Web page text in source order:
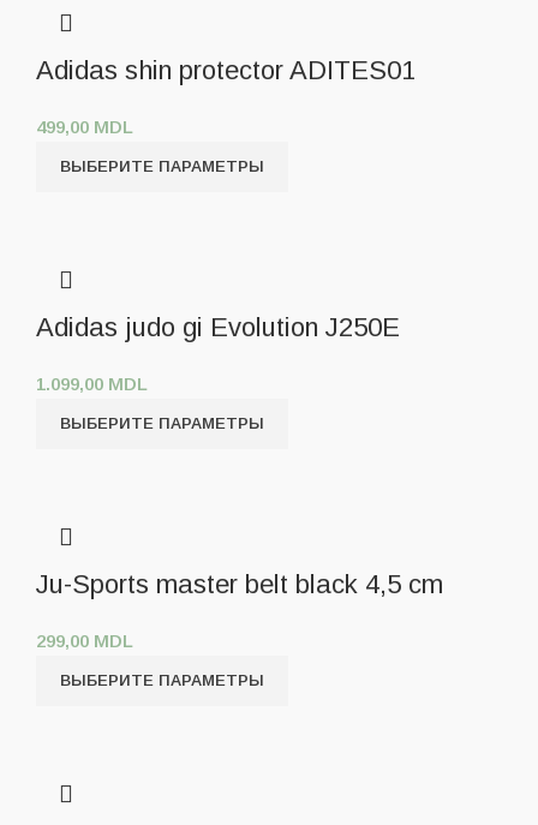
Adidas shin protector ADITES01
499,00 MDL
ВЫБЕРИТЕ ПАРАМЕТРЫ
Adidas judo gi Evolution J250E
1.099,00 MDL
ВЫБЕРИТЕ ПАРАМЕТРЫ
Ju-Sports master belt black 4,5 cm
299,00 MDL
ВЫБЕРИТЕ ПАРАМЕТРЫ